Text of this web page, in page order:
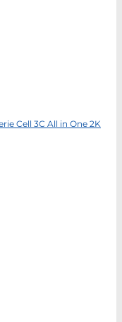
Cell 3C All in One 2K